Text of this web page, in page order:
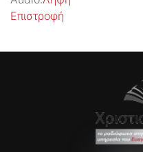
Επιστροφή